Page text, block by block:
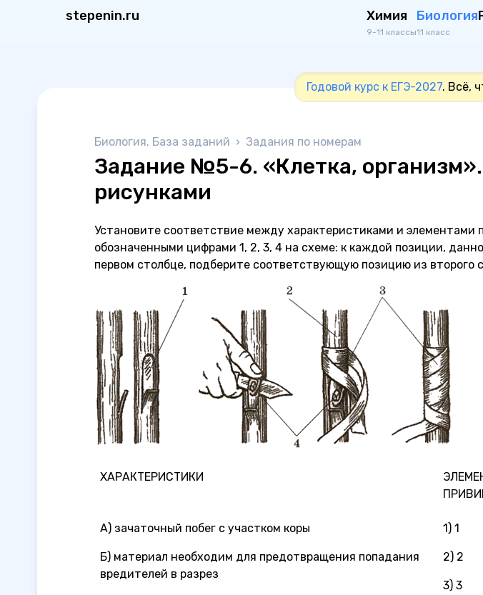
stepenin.ru Химия
9-11 классы
Биология
11 класс
Годовой курс к ЕГЭ-2027. Всё,
Биология. База заданий › Задания по номерам
Задание №5-6. «Клетка,
рисунками
Установите соответствие между характеристиками и элементами
обозначенными цифрами 1, 2, 3, 4 на схеме: к каждой позиции,
первом столбце, подберите соответствующую позицию из второго
ХАРАКТЕРИСТИКИ
А) зачаточный побег с участком коры
Б) материал необходим для предотвращения попадания
вредителей в разрез
1) 1
2) 2
3) 3